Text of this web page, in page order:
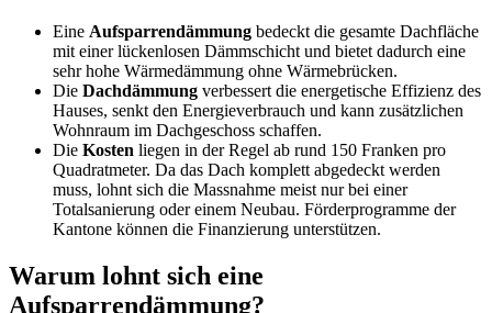
Eine Aufsparrendämmung bedeckt die gesamte Dachfläche
mit einer lückenlosen Dämmschicht und bietet dadurch eine
sehr hohe Wärmedämmung ohne Wärmebrücken.
Die Dachdämmung verbessert die energetische Effizienz des
Hauses, senkt den Energieverbrauch und kann zusätzlichen
Wohnraum im Dachgeschoss schaffen.
Die Kosten liegen in der Regel ab rund 150 Franken pro
Quadratmeter. Da das Dach komplett abgedeckt werden
muss, lohnt sich die Massnahme meist nur bei einer
Totalsanierung oder einem Neubau. Förderprogramme der
Kantone können die Finanzierung unterstützen.
Warum lohnt sich eine
Aufsparrendämmung?